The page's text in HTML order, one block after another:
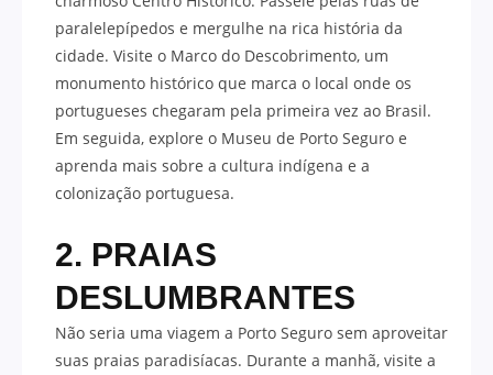
paralelepípedos e mergulhe na rica história da
cidade. Visite o Marco do Descobrimento, um
monumento histórico que marca o local onde os
portugueses chegaram pela primeira vez ao Brasil.
Em seguida, explore o Museu de Porto Seguro e
aprenda mais sobre a cultura indígena e a
colonização portuguesa.
2. PRAIAS
DESLUMBRANTES
Não seria uma viagem a Porto Seguro sem aproveitar
suas praias paradisíacas. Durante a manhã, visite a